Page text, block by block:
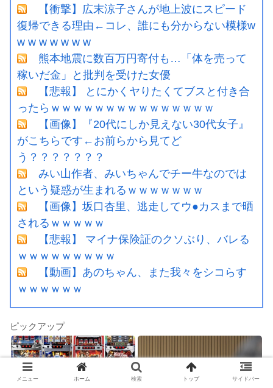
【衝撃】広末涼子さんが地上波にスピード
復帰できる理由←コレ、誰にも分からない模様w
w w w w w w w
熊本地震に数百万円寄付も…「体を売って
稼いだ金」と批判を受けた女優
【悲報】 とにかくヤりたくてブスと付き合
ったらｗｗｗｗｗｗｗｗｗｗｗｗｗｗｗ
【画像】『20代にしか見えない30代女子』
がこちらです←お前らから見てど
う？？？？？？？
みい山作者、みいちゃんでチー牛なのでは
という疑惑が生まれるｗｗｗｗｗｗｗ
【画像】坂口杏里、逃走してウ●カスまで晒
されるｗｗｗｗｗ
【悲報】 マイナ保険証のクソぶり、バレる
ｗｗｗｗｗｗｗｗｗ
【動画】あのちゃん、また我々をシコらす
ｗｗｗｗｗｗ
ピックアップ
メニュー ホーム 検索 トップ サイドバー